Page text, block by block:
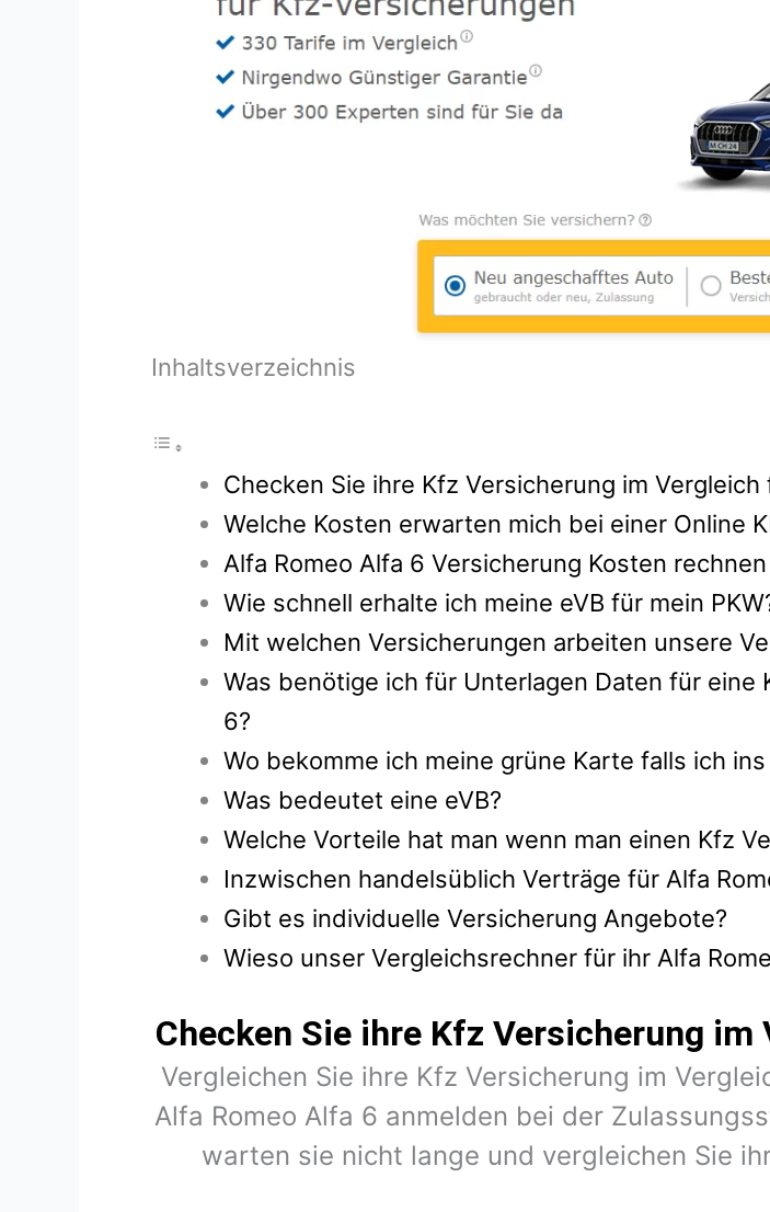
Inhaltsverzeichnis
Checken Sie ihre Kfz Versicherung im
Welche Kosten erwarten mich bei einer Online
Alfa Romeo Alfa 6 Versicherung Kosten
Wie schnell erhalte ich meine eVB für mein
Mit welchen Versicherungen arbeiten unsere
Was benötige ich für Unterlagen Daten für
6?
Wo bekomme ich meine grüne Karte falls ich
Was bedeutet eine eVB?
Welche Vorteile hat man wenn man einen Kfz
Inzwischen handelsüblich Verträge für Alfa
Gibt es individuelle Versicherung Angebote?
Wieso unser Vergleichsrechner für ihr Alfa
Checken Sie ihre Kfz Versicherung
Vergleichen Sie ihre Kfz Versicherung im
Alfa Romeo Alfa 6 anmelden bei der
warten sie nicht lange und vergleichen Sie